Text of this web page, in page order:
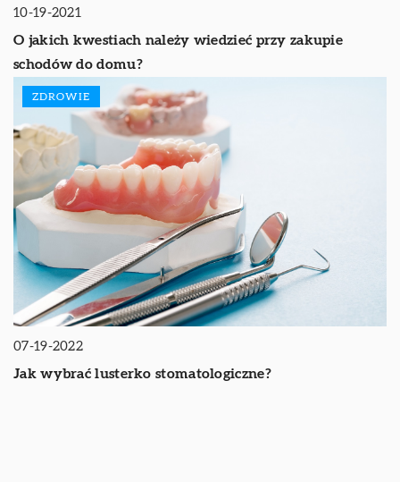
10-19-2021
O jakich kwestiach należy wiedzieć przy zakupie
schodów do domu?
ZDROWIE
07-19-2022
Jak wybrać lusterko stomatologiczne?